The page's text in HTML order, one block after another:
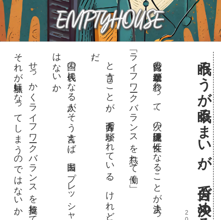
眠ろうが眠るまいが、自分で決める人生は自由
自民党の総裁選挙が終わって。次の総理大臣は女性になることが決まった。
「ライフワークバランスを忘れて働く」
と言
う
こ
と
が
、各方面
で騒
が
れ
て
い
る
。
け
れ
ど
、僕
は
こ
れ
が不思議
だ
。
国の代表
に
な
る人
が
そ
う言
え
ば
。国民
も
プ
レ
ッ
シ
ャー
を感
じ
る
の
で
はな
い
か
。
せ
っ
か
く
ラ
イ
フ
ワー
ク
バ
ラ
ン
ス
を推奨
し
て
き
た
の
に
、
それ
が無駄
に
な
っ
て
し
ま
う
の
で
は
な
い
か
。